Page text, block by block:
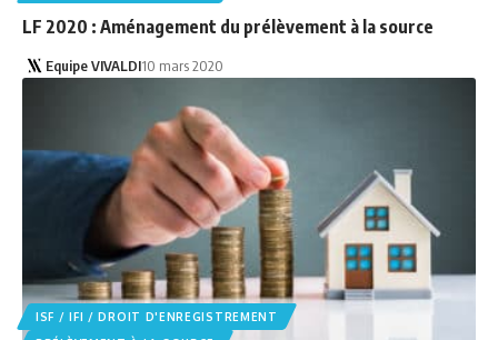
LF 2020 : Aménagement du prélèvement à la source
Equipe VIVALDI10 mars 2020
ISF / IFI / DROIT D'ENREGISTREMENT